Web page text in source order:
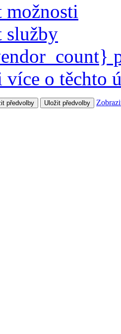
možnosti
služby
více o těchto
předvolby Uložit předvolby